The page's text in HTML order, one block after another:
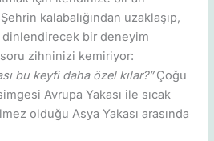
Şehrin kalabalığından uzaklaşıp,
bir deneyim
zihninizi kemiriyor:
bu keyfi daha özel kılar?”Çoğu
Avrupa Yakası ile sıcak
olduğu Asya Yakası arasında